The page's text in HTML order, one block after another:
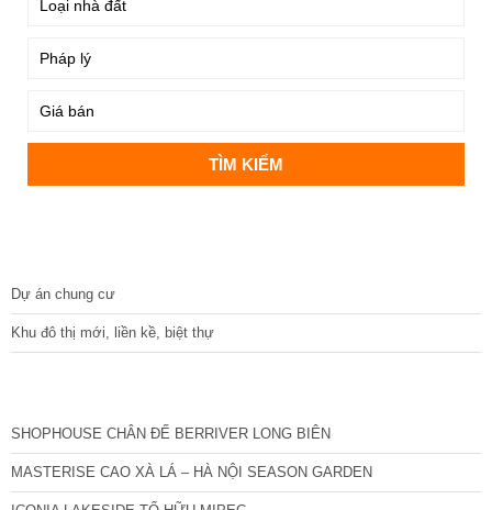
Dự án chung cư
Khu đô thị mới, liền kề, biệt thự
SHOPHOUSE CHÂN ĐẾ BERRIVER LONG BIÊN
MASTERISE CAO XÀ LÁ – HÀ NỘI SEASON GARDEN